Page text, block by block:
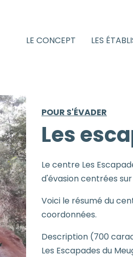
LE CONCEPT LES
POUR S'ÉVADER
Les
Le centre Les
d'évasion centrées
Voici le résumé du
coordonnées.
Description (700
Les Escapades du